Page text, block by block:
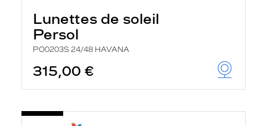
Lunettes de soleil
Persol
PO0203S 24/48 HAVANA
315,00 €